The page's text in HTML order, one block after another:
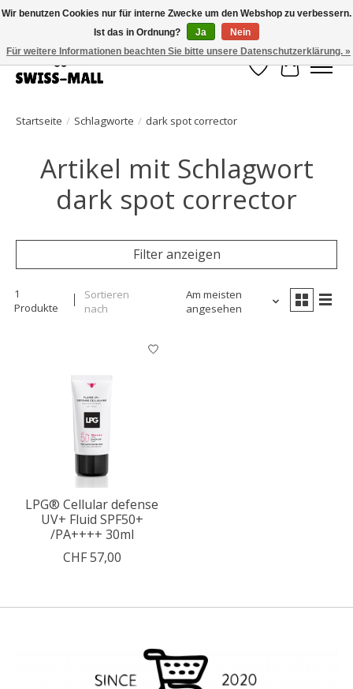
Kostenloser Versand ab CHF 250 – pünktlich und zuverlässig geliefert
Wunschzettel
Ihr
Startseite / Schlagworte / dark spot corrector
Artikel mit Schlagwort
dark spot corrector
Filter anzeigen
1
Produkte
Sortieren
nach
Am meisten
angesehen
LPG® Cellular defense
UV+ Fluid SPF50+
/PA++++ 30ml
CHF 57,00
Wir benutzen Cookies nur für interne Zwecke um den Webshop zu verbessern.
Ist das in Ordnung?
Ja
Nein
Für weitere Informationen beachten Sie bitte unsere Datenschutzerklärung. »